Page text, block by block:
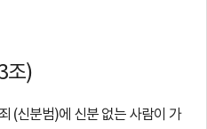
조)
(신분범)에 신분 없는 사람이 가